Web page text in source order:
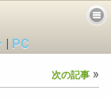
PC
次の記事 »